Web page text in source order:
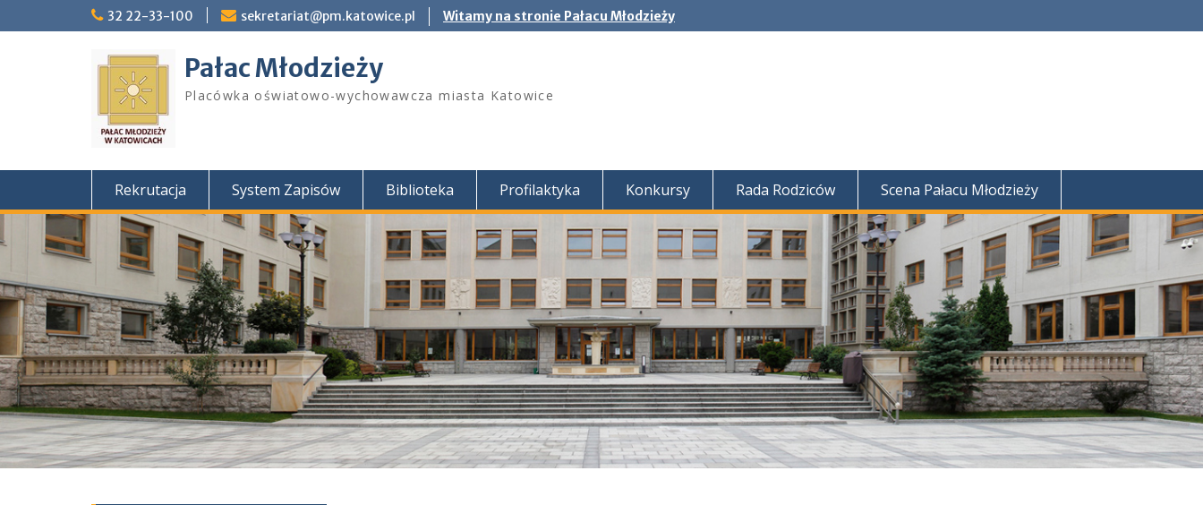
to
32 22-33-100 sekretariat@pm.katowice.pl Witamy na stronie Pałacu Młodzieży
Pałac Młodzieży
Placówka oświatowo-wychowawcza miasta Katowice
Rekrutacja System Zapisów Biblioteka Profilaktyka Konkursy Rada Rodziców Scena Pałacu Młodzieży